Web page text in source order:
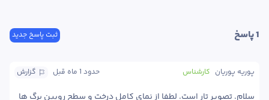
ثبت پاسخ جدید 1 پاسخ
گزارش حدود 1 ماه قبل کارشناس پوریه پوریان